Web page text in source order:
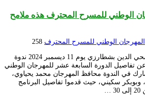
الوطني للمسرح المحترف هذه ملامح
المهرجان الوطني للمسرح المحترف 258
احتضن المسرح الوطني محي الدين بشطارزي يوم 11 ديسمبر 2024 ندوة
تفاصيل الدورة السابعة عشر للمهرجان الوطني
في الندوة محافظ المهرجان محمد يحياوي،
وبوبكر سكيني، حيث قدموا تفاصيل البرنامج